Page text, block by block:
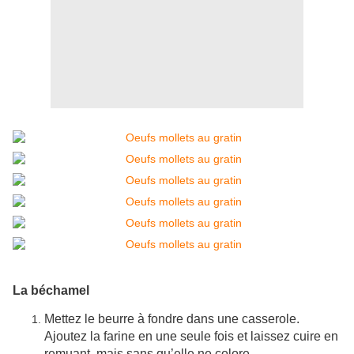
La béchamel
Mettez le beurre à fondre dans une casserole.
Ajoutez la farine en une seule fois et laissez cuire en